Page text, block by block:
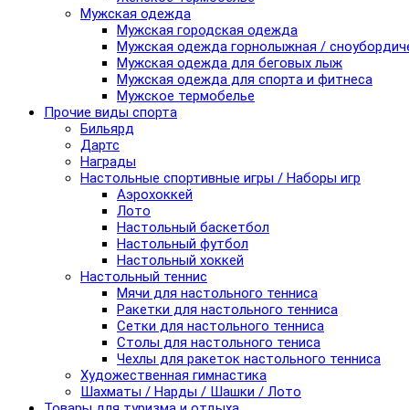
Мужская одежда
Мужская городская одежда
Мужская одежда горнолыжная /
Мужская одежда для беговых лыж
Мужская одежда для спорта и фитнеса
Мужское термобелье
Прочие виды спорта
Бильярд
Дартс
Награды
Настольные спортивные игры / Наборы игр
Аэрохоккей
Лото
Настольный баскетбол
Настольный футбол
Настольный хоккей
Настольный теннис
Мячи для настольного тенниса
Ракетки для настольного тенниса
Сетки для настольного тенниса
Столы для настольного тениса
Чехлы для ракеток настольного тенниса
Художественная гимнастика
Шахматы / Нарды / Шашки / Лото